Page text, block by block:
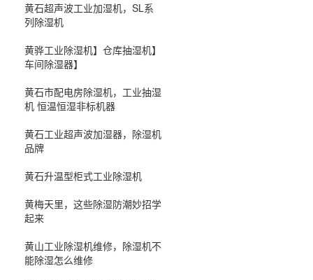
黄石超声波工业加湿机，SL系
列除湿机
黄骅工业除湿机】仓库抽湿机】
车间除湿器】
黄石市配电房除湿机，工业抽湿
机 恒温恒湿非标机器
黄石工业超声波加湿器，除湿机
品牌
黄石升温型柜式工业除湿机
黄梅天里，这些除湿防潮妙招学
起来
黄山工业除湿机维修，除湿机不
能除湿怎么维修